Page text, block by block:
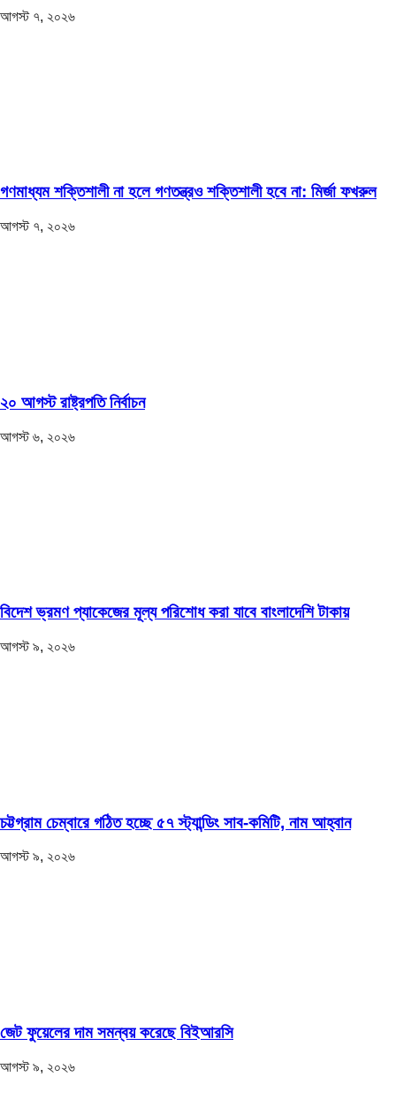
আগস্ট ৭, ২০২৬
গণমাধ্যম শক্তিশালী না হলে গণতন্ত্রও শক্তিশালী হবে না: মির্জা ফখরুল
আগস্ট ৭, ২০২৬
২০ আগস্ট রাষ্ট্রপতি নির্বাচন
আগস্ট ৬, ২০২৬
বিদেশ ভ্রমণ প্যাকেজের মূল্য পরিশোধ করা যাবে বাংলাদেশি টাকায়
আগস্ট ৯, ২০২৬
চট্টগ্রাম চেম্বারে গঠিত হচ্ছে ৫৭ স্ট্যান্ডিং সাব-কমিটি, নাম আহ্বান
আগস্ট ৯, ২০২৬
জেট ফুয়েলের দাম সমন্বয় করেছে বিইআরসি
আগস্ট ৯, ২০২৬